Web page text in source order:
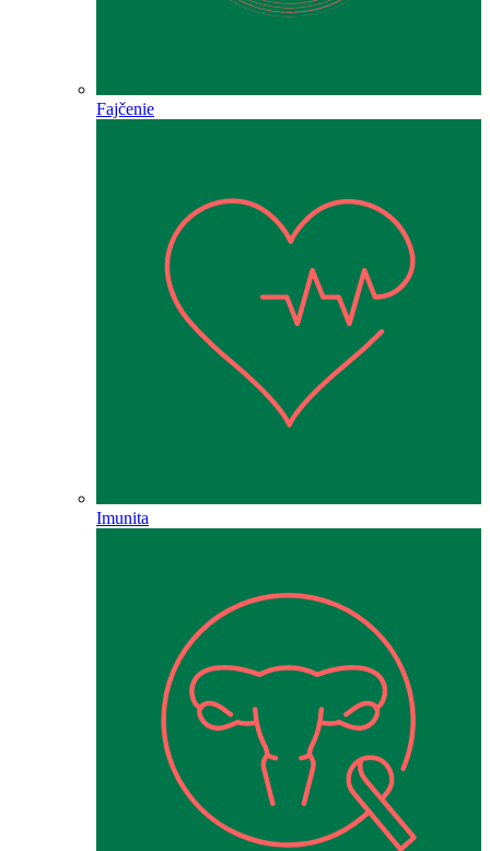
Fajčenie
Imunita